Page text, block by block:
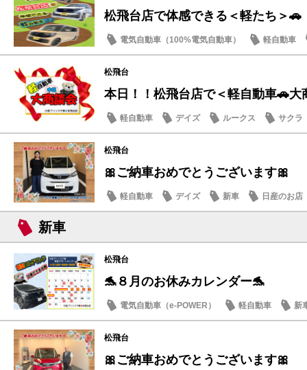
松飛台店で体感できる＜軽たち＞🚗
電気自動車（100%電気自動車）
軽自動車
サクラ
松飛台
本日！！松飛台店で＜軽自動車🚗大
軽自動車 デイズ ルークス サクラ
松飛台
🎀ご納車おめでとうございます🎀
軽自動車 デイズ 新車 日産のお店
新車
松飛台
🐬８月のお休みカレンダー🐬
電気自動車（e-POWER） 軽自動車
新
日産のお店
松飛台
🎀ご納車おめでとうございます🎀